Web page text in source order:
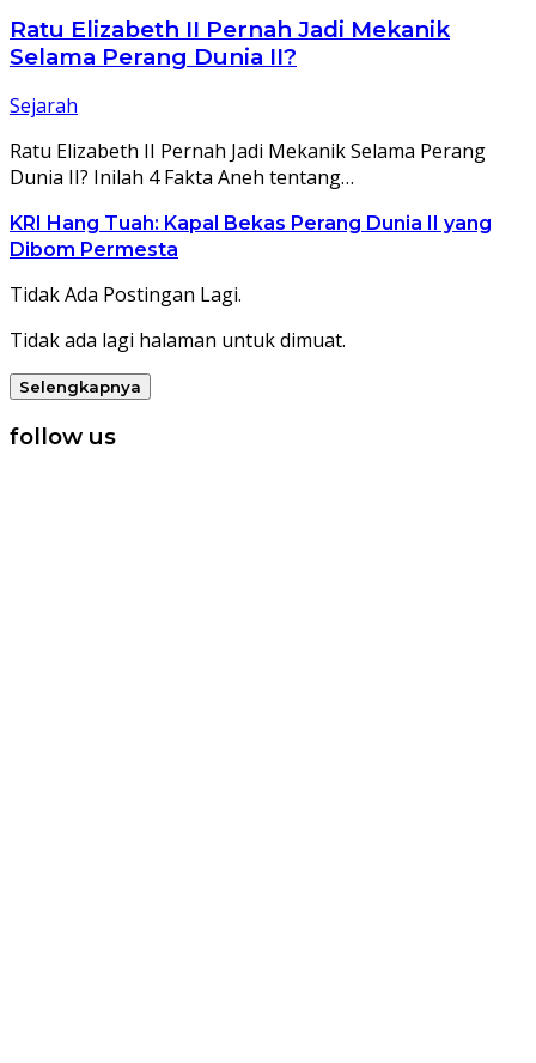
Ratu Elizabeth II Pernah Jadi Mekanik
Selama Perang Dunia II?
Sejarah
Ratu Elizabeth II Pernah Jadi Mekanik Selama Perang
Dunia II? Inilah 4 Fakta Aneh tentang…
KRI Hang Tuah: Kapal Bekas Perang Dunia II yang
Dibom Permesta
Tidak Ada Postingan Lagi.
Tidak ada lagi halaman untuk dimuat.
Selengkapnya
follow us